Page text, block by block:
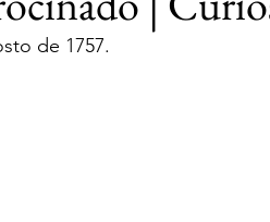
Rio de Moinhos
de 1757.